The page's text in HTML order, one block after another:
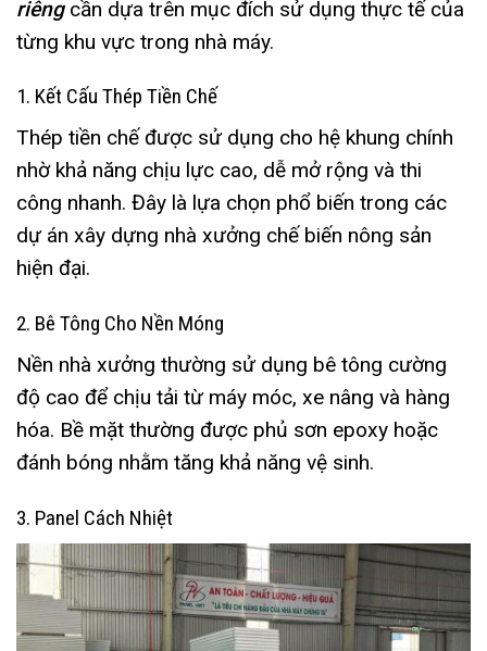
riêngcần dựa trên mục đích sử dụng thực tế của
từng khu vực trong nhà máy.
1. Kết Cấu Thép Tiền Chế
Thép tiền chế được sử dụng cho hệ khung chính
nhờ khả năng chịu lực cao, dễ mở rộng và thi
công nhanh. Đây là lựa chọn phổ biến trong các
dự án xây dựng nhà xưởng chế biến nông sản
hiện đại.
2. Bê Tông Cho Nền Móng
Nền nhà xưởng thường sử dụng bê tông cường
độ cao để chịu tải từ máy móc, xe nâng và hàng
hóa. Bề mặt thường được phủ sơn epoxy hoặc
đánh bóng nhằm tăng khả năng vệ sinh.
3. Panel Cách Nhiệt